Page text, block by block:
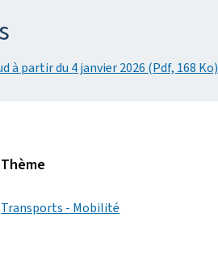
à partir du 4 janvier 2026 (Pdf, 168 Ko)
Thème
Transports - Mobilité